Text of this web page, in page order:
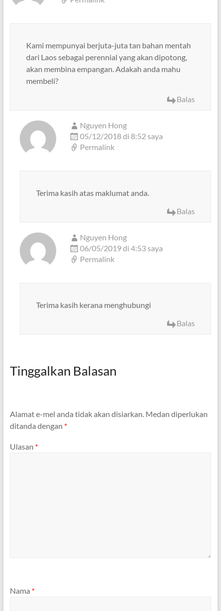
Kami mempunyai berjuta-juta tan bahan mentah
dari Laos sebagai perennial yang akan dipotong,
akan membina empangan. Adakah anda mahu
membeli?
Balas
Nguyen Hong
05/12/2018 di 8:52 saya
Permalink
Terima kasih atas maklumat anda.
Balas
Nguyen Hong
06/05/2019 di 4:53 saya
Permalink
Terima kasih kerana menghubungi
Balas
Tinggalkan Balasan
Alamat e-mel anda tidak akan disiarkan. Medan diperlukan
ditanda dengan *
Ulasan *
Nama *